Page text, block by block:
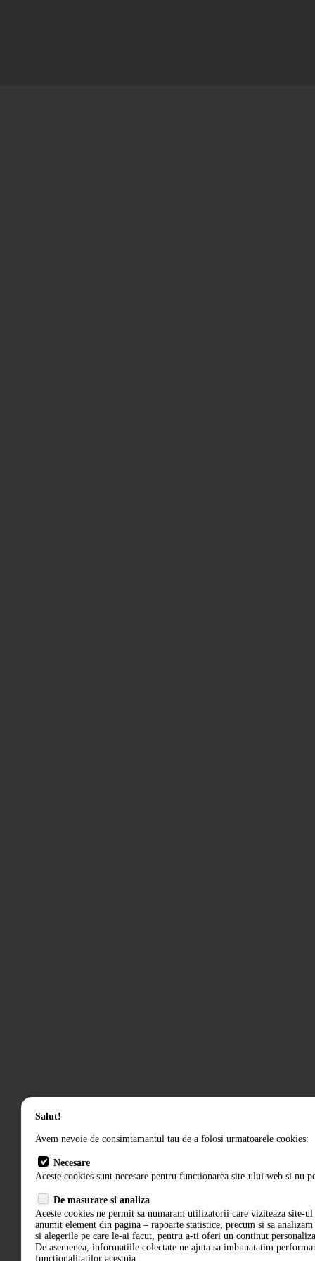
Salut!
Avem nevoie de consimtamantul tau de a folosi urmatoarele cookies:
Necesare
Aceste cookies sunt necesare pentru functionarea site-ului web si nu
De masurare si analiza
Aceste cookies ne permit sa numaram utilizatorii care viziteaza site-ul
anumit element din pagina – rapoarte statistice, precum si sa
si alegerile pe care le-ai facut, pentru a-ti oferi un continut
De asemenea, informatiile colectate ne ajuta sa imbunatatim
functionalitatilor acestuia.